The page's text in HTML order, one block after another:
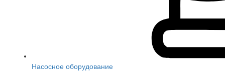
Насосное оборудование